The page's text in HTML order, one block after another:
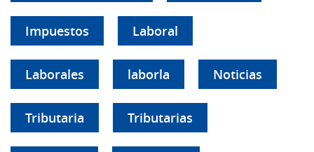
Impuestos Laboral
Laborales laborla Noticias
Tributaria Tributarias